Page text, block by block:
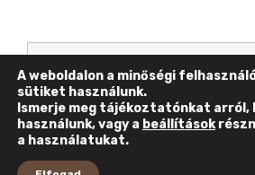
Keresés
A weboldalon a minőségi
sütiket használunk.
Ismerje meg tájékoztatónkat arról,
használunk, vagy a beállítások
a használatukat.